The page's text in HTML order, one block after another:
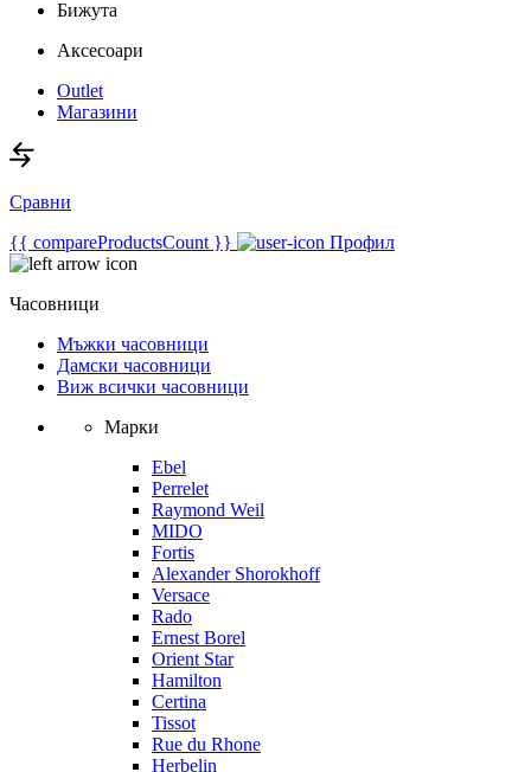
Бижута
Аксесоари
Outlet
Магазини
Сравни
{{ compareProductsCount }}
Профил
Часовници
Мъжки часовници
Дамски часовници
Виж всички часовници
Марки
Ebel
Perrelet
Raymond Weil
MIDO
Fortis
Alexander Shorokhoff
Versace
Rado
Ernest Borel
Orient Star
Hamilton
Certina
Tissot
Rue du Rhone
Herbelin